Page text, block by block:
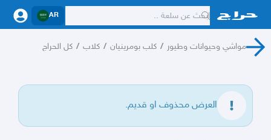
AR
مواشي وحيوانات وطيور / كلب بومرينيان / كلاب / كل الحراج
العرض محذوف او قديم.